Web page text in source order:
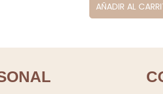
AÑADIR AL